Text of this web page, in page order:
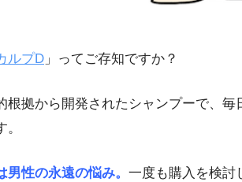
ルプD 」ってご存知ですか？
根拠から開発されたシャンプーで、
男性の永遠の悩み。 一度も購入を検討